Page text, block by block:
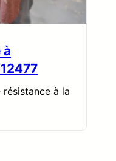
à
résistance à la